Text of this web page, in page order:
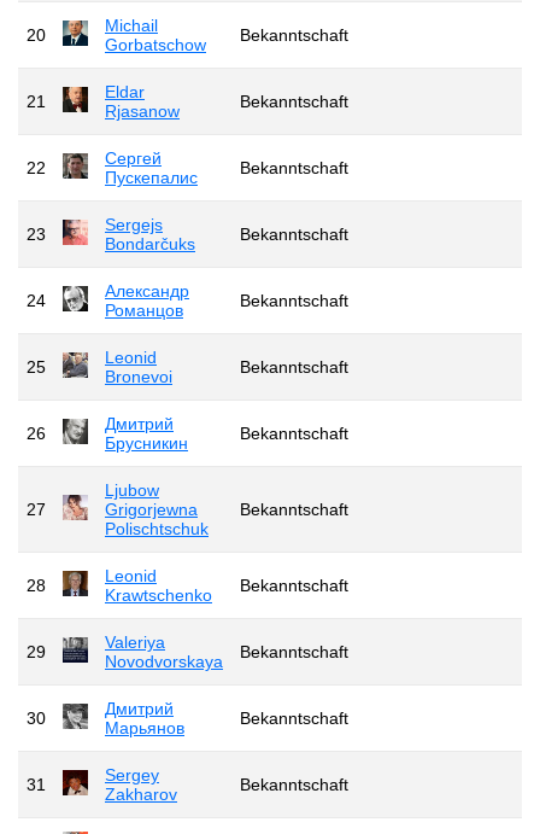
20
Michail
Gorbatschow
Bekanntschaft
21
Eldar
Rjasanow
Bekanntschaft
22
Сергей
Пускепалис
Bekanntschaft
23
Sergejs
Bondarčuks
Bekanntschaft
24
Александр
Романцов
Bekanntschaft
25
Leonid
Bronevoi
Bekanntschaft
26
Дмитрий
Брусникин
Bekanntschaft
27
Ljubow
Grigorjewna
Polischtschuk
Bekanntschaft
28
Leonid
Krawtschenko
Bekanntschaft
29
Valeriya
Novodvorskaya
Bekanntschaft
30
Дмитрий
Марьянов
Bekanntschaft
31
Sergey
Zakharov
Bekanntschaft